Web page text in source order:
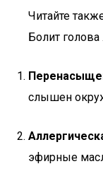
Читайте
Болит голова
слышен
эфирные